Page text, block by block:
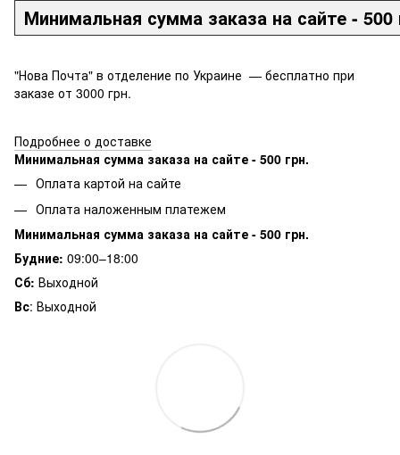
Минимальная сумма заказа на сайте - 500
"Нова Почта" в отделение по Украине — бесплатно при
заказе от 3000 грн.
Подробнее о доставке
Минимальная сумма заказа на сайте - 500 грн.
Оплата картой на сайте
Оплата наложенным платежем
Минимальная сумма заказа на сайте - 500 грн.
Будние: 09:00–18:00
Сб: Выходной
Вс: Выходной